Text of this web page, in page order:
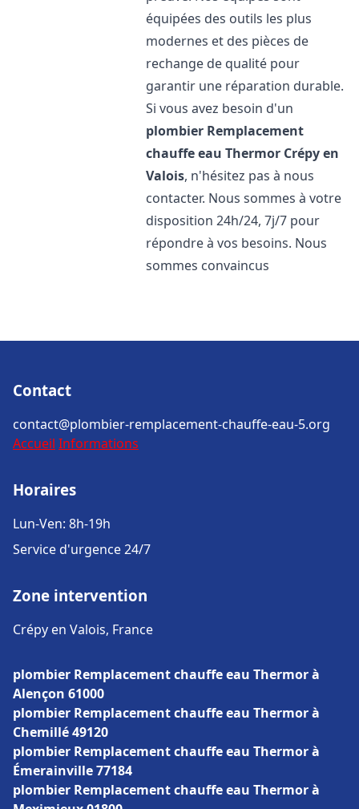
équipées des outils les plus
modernes et des pièces de
rechange de qualité pour
garantir une réparation durable.
Si vous avez besoin d'un
plombier Remplacement
chauffe eau Thermor Crépy en
Valois, n'hésitez pas à nous
contacter. Nous sommes à votre
disposition 24h/24, 7j/7 pour
répondre à vos besoins. Nous
sommes convaincus
Contact
contact@plombier-remplacement-chauffe-eau-5.org
Accueil Informations
Horaires
Lun-Ven: 8h-19h
Service d'urgence 24/7
Zone intervention
Crépy en Valois, France
plombier Remplacement chauffe eau Thermor à
Alençon 61000
plombier Remplacement chauffe eau Thermor à
Chemillé 49120
plombier Remplacement chauffe eau Thermor à
Émerainville 77184
plombier Remplacement chauffe eau Thermor à